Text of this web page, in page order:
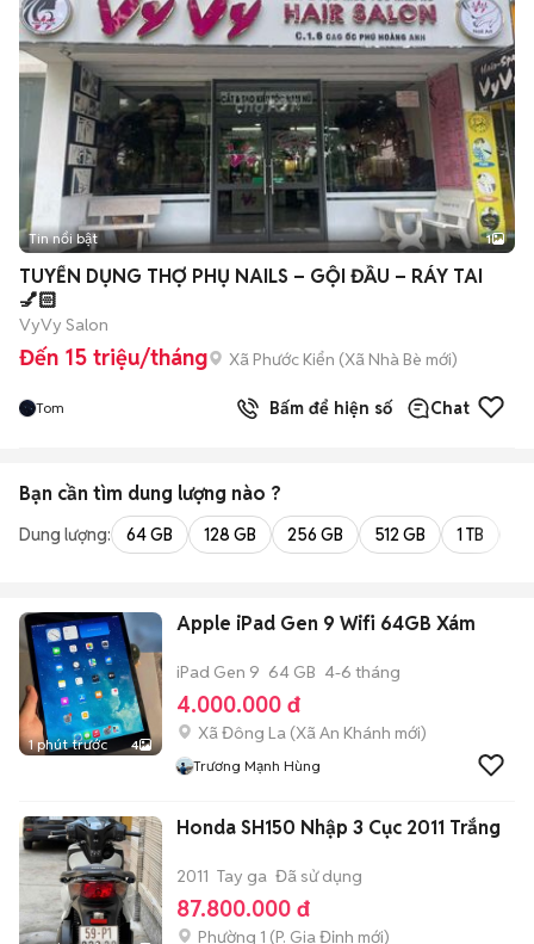
Tin nổi bật 1
TUYỂN DỤNG THỢ PHỤ NAILS – GỘI ĐẦU – RÁY TAI
💅🏻
VyVy Salon
Đến 15 triệu/tháng Xã Phước Kiển (Xã Nhà Bè mới)
Tom Bấm để hiện số Chat
Bạn cần tìm dung lượng nào ?
Dung lượng: 64 GB 128 GB 256 GB 512 GB 1 TB
1 phút trước 4
Apple iPad Gen 9 Wifi 64GB Xám
iPad Gen 9 64 GB 4-6 tháng
4.000.000 đ
Xã Đông La (Xã An Khánh mới)
Trương Mạnh Hùng
Honda SH150 Nhập 3 Cục 2011 Trắng
2011 Tay ga Đã sử dụng
87.800.000 đ
Phường 1 (P. Gia Định mới)